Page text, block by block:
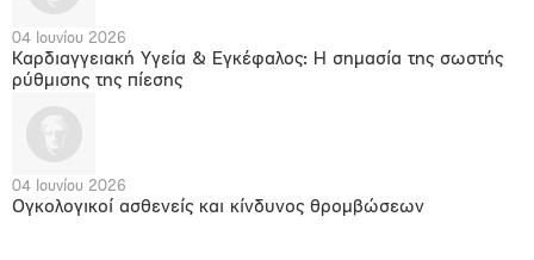
04 Ιουνίου 2026
Καρδιαγγειακή Υγεία & Εγκέφαλος: Η σημασία της σωστής
ρύθμισης της πίεσης
04 Ιουνίου 2026
Ογκολογικοί ασθενείς και κίνδυνος θρομβώσεων